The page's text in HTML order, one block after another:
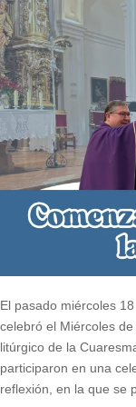
El pasado miércoles
celebró el Miércoles
litúrgico de la
participaron en una
reflexión, en la que se